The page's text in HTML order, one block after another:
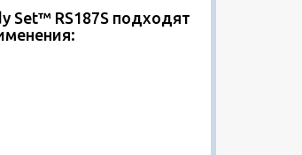
Set™ RS187S подходят